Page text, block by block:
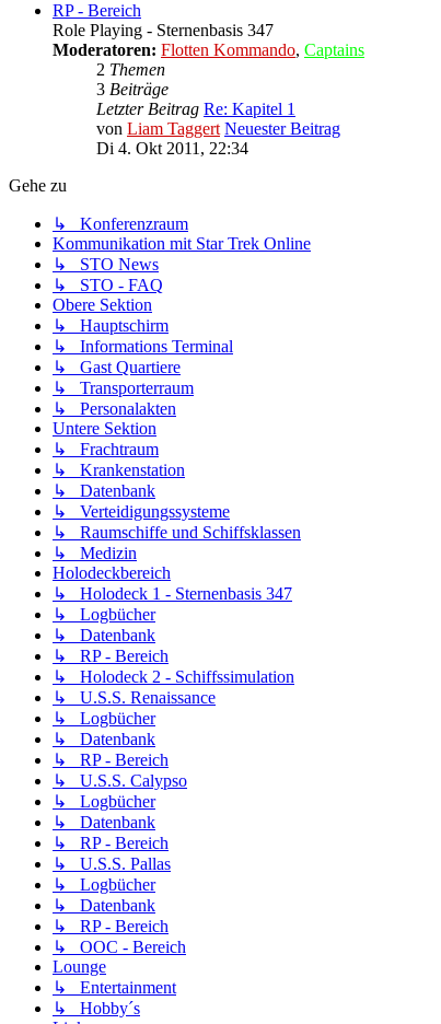
RP - Bereich
Role Playing - Sternenbasis 347
Moderatoren: Flotten Kommando, Captains
2 Themen
3 Beiträge
Letzter Beitrag Re: Kapitel 1
von Liam Taggert Neuester Beitrag
Di 4. Okt 2011, 22:34
Gehe zu
↳ Konferenzraum
Kommunikation mit Star Trek Online
↳ STO News
↳ STO - FAQ
Obere Sektion
↳ Hauptschirm
↳ Informations Terminal
↳ Gast Quartiere
↳ Transporterraum
↳ Personalakten
Untere Sektion
↳ Frachtraum
↳ Krankenstation
↳ Datenbank
↳ Verteidigungssysteme
↳ Raumschiffe und Schiffsklassen
↳ Medizin
Holodeckbereich
↳ Holodeck 1 - Sternenbasis 347
↳ Logbücher
↳ Datenbank
↳ RP - Bereich
↳ Holodeck 2 - Schiffssimulation
↳ U.S.S. Renaissance
↳ Logbücher
↳ Datenbank
↳ RP - Bereich
↳ U.S.S. Calypso
↳ Logbücher
↳ Datenbank
↳ RP - Bereich
↳ U.S.S. Pallas
↳ Logbücher
↳ Datenbank
↳ RP - Bereich
↳ OOC - Bereich
Lounge
↳ Entertainment
↳ Hobby´s